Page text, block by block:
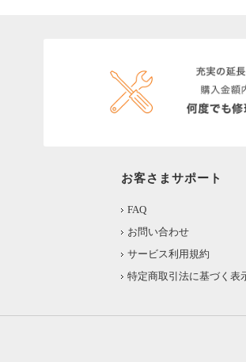
お客さまサポート
FAQ
お問い合わせ
サービス利用規約
特定商取引法に基づく表